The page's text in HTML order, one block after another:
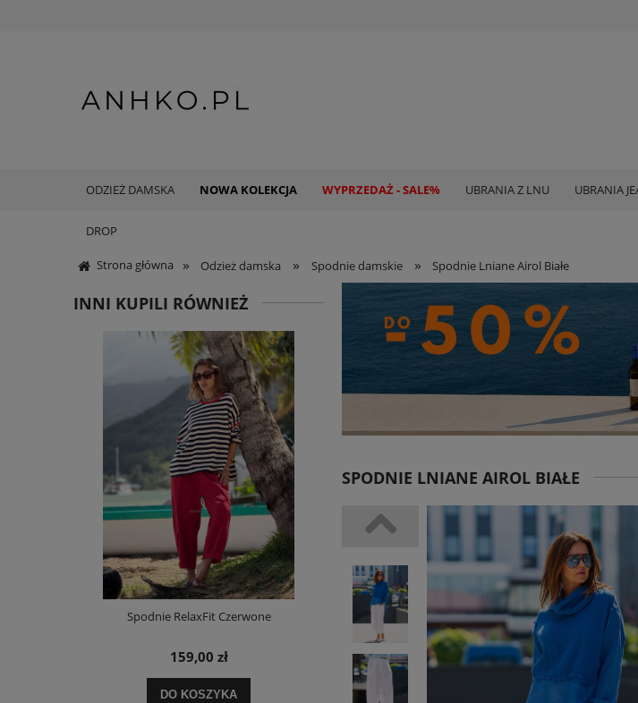
ODZIEŻ DAMSKA NOWA KOLEKCJA WYPRZEDAŻ - SALE% UBRANIA Z LNU UBRANIA
DROP
Strona główna » Odzież damska » Spodnie damskie » Spodnie Lniane Airol Białe
INNI KUPILI RÓWNIEŻ
Spodnie RelaxFit Czerwone
159,00 zł
DO KOSZYKA
Kurtka Pikowana Embro z Haftem Bawełniana
– Czarno-Beżowa PRE ORDER
349,00 zł
SPODNIE LNIANE AIROL BIAŁE